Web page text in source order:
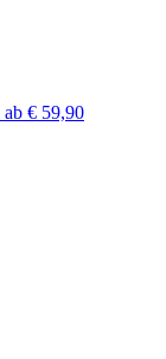
ab € 59,90